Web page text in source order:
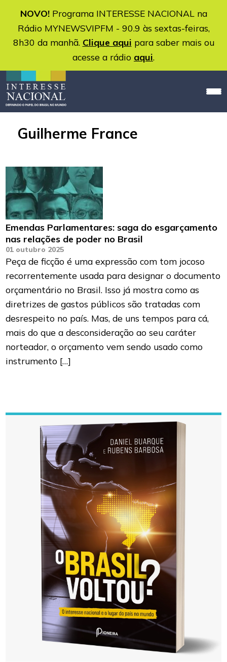
NOVO!Programa INTERESSE NACIONAL na
Rádio MYNEWSVIPFM - 90.9 às sextas-feiras,
8h30 da manhã. Clique aqui para saber mais ou
acesse a rádio aqui.
Guilherme France
Emendas Parlamentares: saga do esgarçamento
nas relações de poder no Brasil
01 outubro 2025
Peça de ficção é uma expressão com tom jocoso
recorrentemente usada para designar o documento
orçamentário no Brasil. Isso já mostra como as
diretrizes de gastos públicos são tratadas com
desrespeito no país. Mas, de uns tempos para cá,
mais do que a desconsideração ao seu caráter
norteador, o orçamento vem sendo usado como
instrumento […]